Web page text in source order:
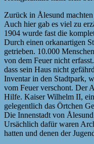
Zurück in Ålesund
Auch hier gab es viel zu
1904 wurde fast die
Durch einen orkanartigen
getrieben. 10.000
von dem Feuer nicht
dass sein Haus nicht
Inventar in den Stadtpark,
vom Feuer verschont. Der
Hilfe. Kaiser Wilhelm II,
gelegentlich das Örtchen
Die Innenstadt von
Ursächlich dafür waren
hatten und denen der